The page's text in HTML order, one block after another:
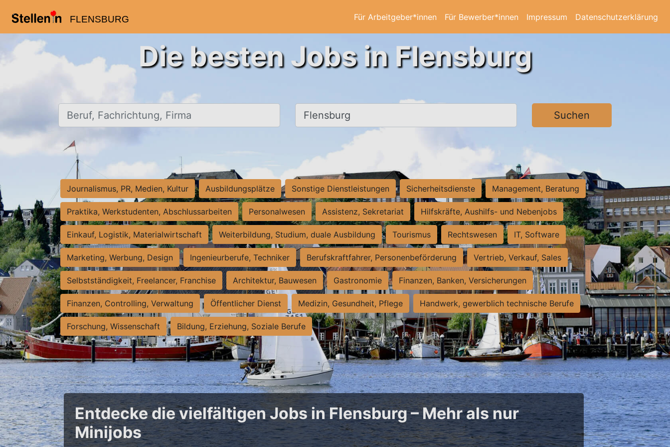
FLENSBURG Für Arbeitgeber*innen Für Bewerber*innen Impressum Datenschutzerklärung
Die besten Jobs in Flensburg
Beruf, Fachrichtung, Firma Ort, Stadt Suchen
Journalismus, PR, Medien, Kultur Ausbildungsplätze Sonstige Dienstleistungen Sicherheitsdienste Management, Beratung
Praktika, Werkstudenten, Abschlussarbeiten Personalwesen Assistenz, Sekretariat Hilfskräfte, Aushilfs- und Nebenjobs
Einkauf, Logistik, Materialwirtschaft Weiterbildung, Studium, duale Ausbildung Tourismus Rechtswesen IT, Software
Marketing, Werbung, Design Ingenieurberufe, Techniker Berufskraftfahrer, Personenbeförderung Vertrieb, Verkauf, Sales
Selbstständigkeit, Freelancer, Franchise Architektur, Bauwesen Gastronomie Finanzen, Banken, Versicherungen
Finanzen, Controlling, Verwaltung Öffentlicher Dienst Medizin, Gesundheit, Pflege Handwerk, gewerblich technische Berufe
Forschung, Wissenschaft Bildung, Erziehung, Soziale Berufe
Entdecke die vielfältigen Jobs in Flensburg – Mehr als nur
Minijobs